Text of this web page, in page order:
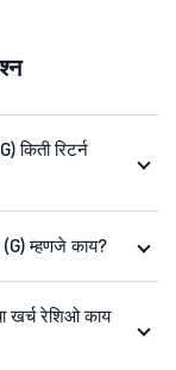
रिटर्न
म्हणजे काय?
खर्च रेशिओ काय